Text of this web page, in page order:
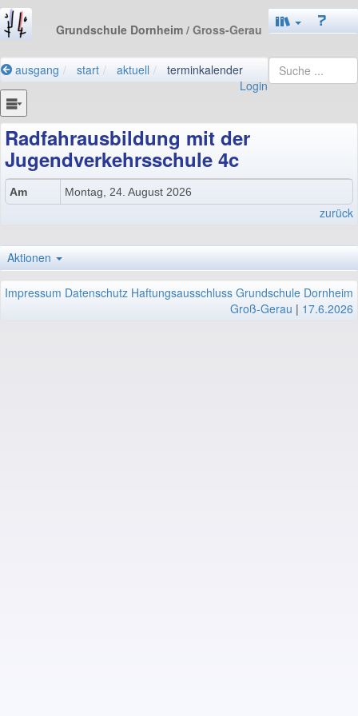
Grundschule Dornheim / Gross-Gerau
ausgang start aktuell
terminkalender
Login
Radfahrausbildung mit der
Jugendverkehrsschule 4c
Am Montag, 24. August 2026
zurück
Aktionen
Impressum Datenschutz Haftungsausschluss Grundschule Dornheim
Groß-Gerau | 17.6.2026